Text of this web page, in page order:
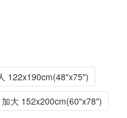
122x190cm(48"x75")
加大 152x200cm(60"x78")